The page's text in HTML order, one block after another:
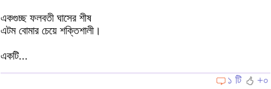
একগুচ্ছ ফলবতী ঘাসের শীষ
এটম বোমার চেয়ে শক্তিশালী।
একটি...
১ টি
+০